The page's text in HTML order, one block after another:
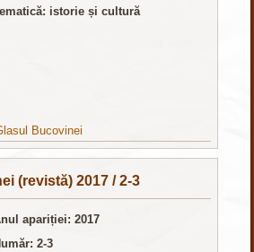
istorie și cultură
Bucovinei
(revistă) 2017 / 2-3
apariției: 2017
2-3